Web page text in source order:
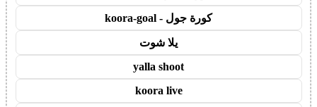
كورة جول - koora-goal
يلا شوت
yalla shoot
koora live